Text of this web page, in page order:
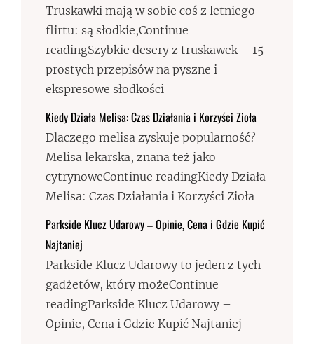
Truskawki mają w sobie coś z letniego
flirtu: są słodkie,Continue
readingSzybkie desery z truskawek – 15
prostych przepisów na pyszne i
ekspresowe słodkości
Kiedy Działa Melisa: Czas Działania i Korzyści Zioła
Dlaczego melisa zyskuje popularność?
Melisa lekarska, znana też jako
cytrynoweContinue readingKiedy Działa
Melisa: Czas Działania i Korzyści Zioła
Parkside Klucz Udarowy – Opinie, Cena i Gdzie Kupić
Najtaniej
Parkside Klucz Udarowy to jeden z tych
gadżetów, który możeContinue
readingParkside Klucz Udarowy –
Opinie, Cena i Gdzie Kupić Najtaniej